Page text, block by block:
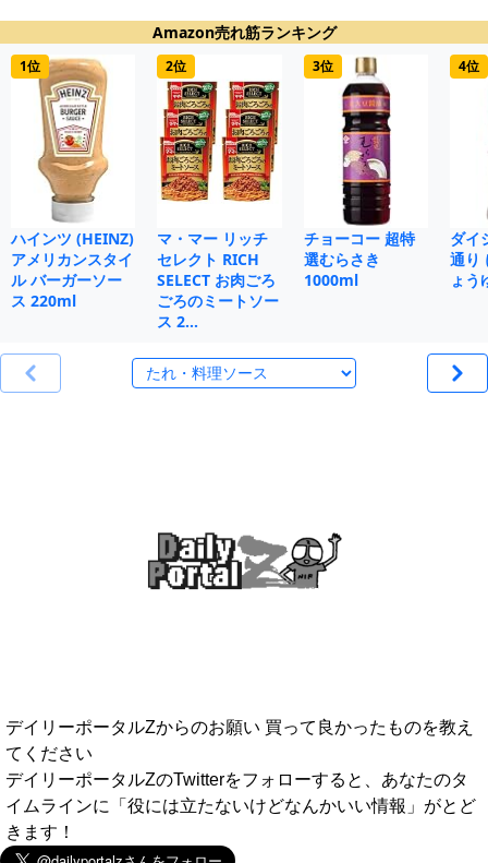
Amazon売れ筋ランキング
1位
ハインツ (HEINZ)
アメリカンスタイ
ル バーガーソー
ス 220ml
2位
マ・マー リッチ
セレクト RICH
SELECT お肉ごろ
ごろのミートソー
ス 2…
3位
チョーコー 超特
選むらさき
1000ml
4位
ダイ
通り
ょう
デイリーポータルZからのお願い 買って良かったものを教え
てください
デイリーポータルZのTwitterをフォローすると、あなたのタ
イムラインに「役には立たないけどなんかいい情報」がとど
きます！